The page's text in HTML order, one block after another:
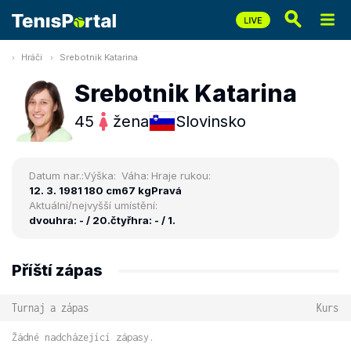
Hráči Srebotnik Katarina
Srebotnik Katarina
45 žena Slovinsko
Datum nar.:
12. 3. 1981
Výška:
180 cm
Váha:
67 kg
Hraje rukou:
Pravá
Aktuální/nejvyšší umístění:
dvouhra: - / 20.čtyřhra: - / 1.
Příští zápas
Turnaj a zápas Kurs
Žádné nadcházející zápasy.